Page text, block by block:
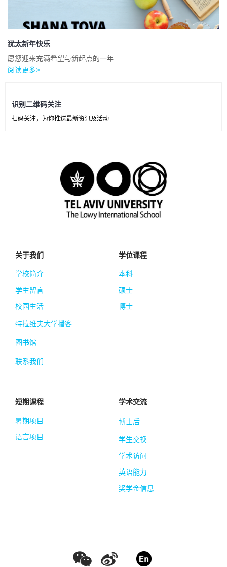
犹太新年快乐
愿您迎来充满希望与新起点的一年
阅读更多>
识别二维码关注
扫码关注，为你推送最新资讯及活动
关于我们
学校简介
学生留言
校园生活
特拉维夫大学播客
图书馆
联系我们
学位课程
本科
硕士
博士
短期课程
暑期项目
语言项目
学术交流
博士后
学生交换
学术访问
英语能力
奖学金信息